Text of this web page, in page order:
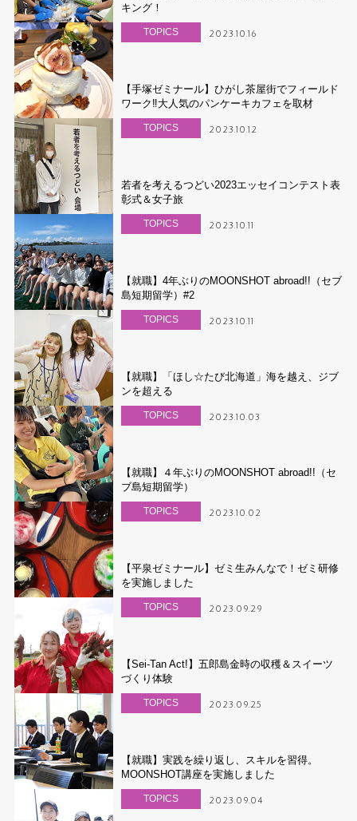
キング！
TOPICS 2023.10.16
【手塚ゼミナール】ひがし茶屋街でフィールド
ワーク‼大人気のパンケーキカフェを取材
TOPICS 2023.10.12
若者を考えるつどい2023エッセイコンテスト表
彰式＆女子旅
TOPICS 2023.10.11
【就職】4年ぶりのMOONSHOT abroad!!（セブ
島短期留学）#2
TOPICS 2023.10.11
【就職】「ほし☆たび北海道」海を越え、ジブ
ンを超える
TOPICS 2023.10.03
【就職】４年ぶりのMOONSHOT abroad!!（セ
ブ島短期留学）
TOPICS 2023.10.02
【平泉ゼミナール】ゼミ生みんなで！ゼミ研修
を実施しました
TOPICS 2023.09.29
【Sei-Tan Act!】五郎島金時の収穫＆スイーツ
づくり体験
TOPICS 2023.09.25
【就職】実践を繰り返し、スキルを習得。
MOONSHOT講座を実施しました
TOPICS 2023.09.04